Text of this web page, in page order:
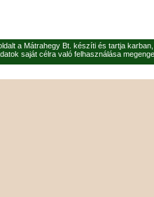
a Mátrahegy Bt. készíti és tartja
saját célra való felhasználása